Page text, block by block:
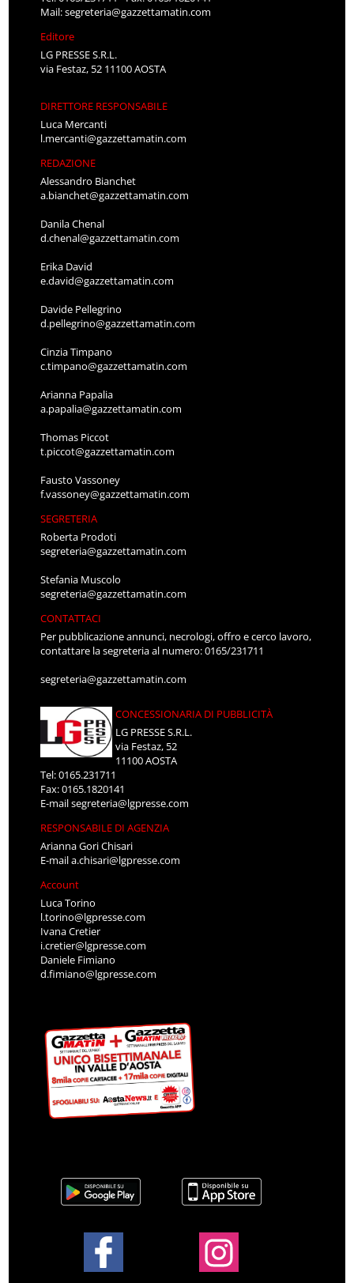
Mail:segreteria@gazzettamatin.com
Editore
LG PRESSE S.R.L.
via Festaz, 52 11100 AOSTA
DIRETTORE RESPONSABILE
Luca Mercanti
l.mercanti@gazzettamatin.com
REDAZIONE
Alessandro Bianchet
a.bianchet@gazzettamatin.com
Danila Chenal
d.chenal@gazzettamatin.com
Erika David
e.david@gazzettamatin.com
Davide Pellegrino
d.pellegrino@gazzettamatin.com
Cinzia Timpano
c.timpano@gazzettamatin.com
Arianna Papalia
a.papalia@gazzettamatin.com
Thomas Piccot
t.piccot@gazzettamatin.com
Fausto Vassoney
f.vassoney@gazzettamatin.com
SEGRETERIA
Roberta Prodoti
segreteria@gazzettamatin.com
Stefania Muscolo
segreteria@gazzettamatin.com
CONTATTACI
Per pubblicazione annunci, necrologi, offro e cerco lavoro,
contattare la segreteria al numero: 0165/231711
segreteria@gazzettamatin.com
CONCESSIONARIA DI PUBBLICITÀ
LG PRESSE S.R.L.
via Festaz, 52
11100 AOSTA
Tel: 0165.231711
Fax: 0165.1820141
E-mailsegreteria@lgpresse.com
RESPONSABILE DI AGENZIA
Arianna Gori Chisari
E-maila.chisari@lgpresse.com
Account
Luca Torino
l.torino@lgpresse.com
Ivana Cretier
i.cretier@lgpresse.com
Daniele Fimiano
d.fimiano@lgpresse.com